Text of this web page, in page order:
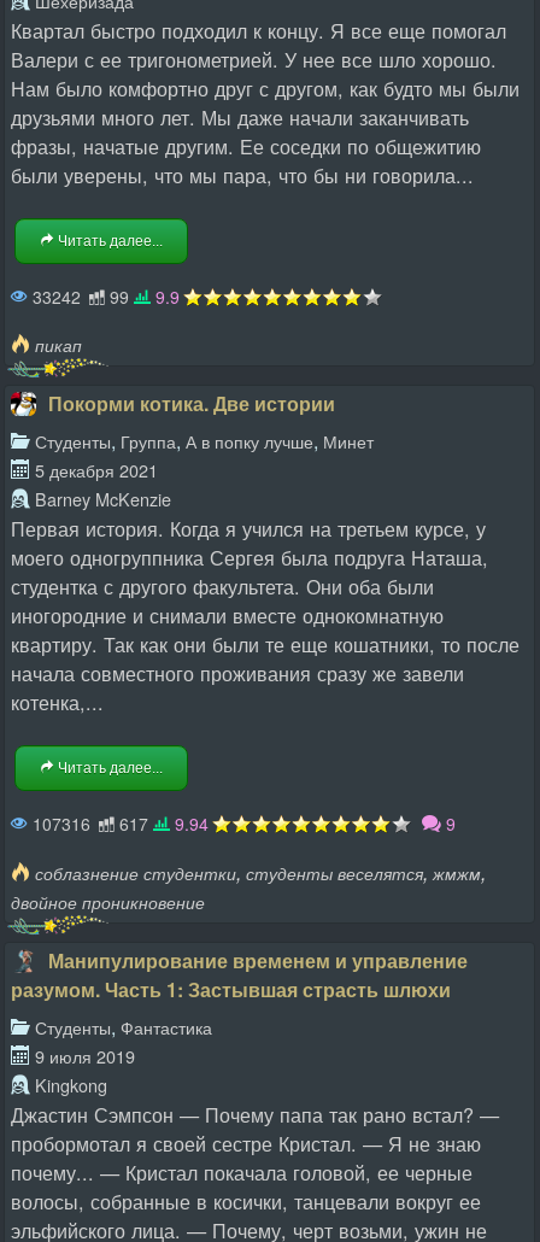
Квартал быстро подходил к концу. Я все еще помогал
Валери с ее тригонометрией. У нее все шло хорошо.
Нам было комфортно друг с другом, как будто мы были
друзьями много лет. Мы даже начали заканчивать
фразы, начатые другим. Ее соседки по общежитию
были уверены, что мы пара, что бы ни говорила...
Читать далее...
33242 99
9.9
пикап
Покорми котика. Две истории
Студенты, Группа, А в попку лучше, Минет
5 декабря 2021
Barney McKenzie
Первая история. Когда я учился на третьем курсе, у
моего одногруппника Сергея была подруга Наташа,
студентка с другого факультета. Они оба были
иногородние и снимали вместе однокомнатную
квартиру. Так как они были те еще кошатники, то после
начала совместного проживания сразу же завели
котенка,...
Читать далее...
107316 617 9.94 9
соблазнение студентки, студенты веселятся,жмжм,
двойное проникновение
Манипулирование временем и управление
разумом. Часть 1: Застывшая страсть шлюхи
Студенты, Фантастика
9 июля 2019
Kingkong
Джастин Сэмпсон — Почему папа так рано встал? —
пробормотал я своей сестре Кристал. — Я не знаю
почему... — Кристал покачала головой, ее черные
волосы, собранные в косички, танцевали вокруг ее
эльфийского лица. — Почему, черт возьми, ужин не